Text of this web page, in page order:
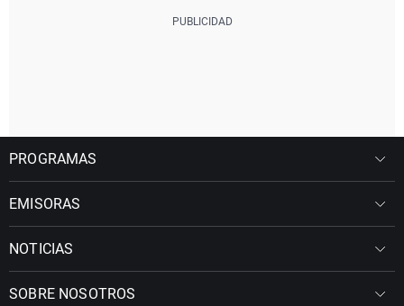
PROGRAMAS
EMISORAS
NOTICIAS
SOBRE NOSOTROS